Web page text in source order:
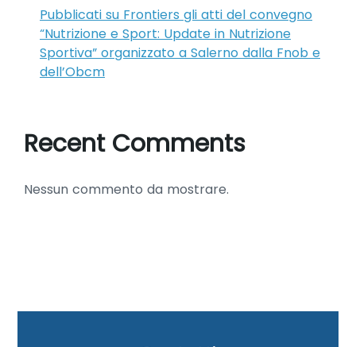
Pubblicati su Frontiers gli atti del convegno
“Nutrizione e Sport: Update in Nutrizione
Sportiva” organizzato a Salerno dalla Fnob e
dell’Obcm
Recent Comments
Nessun commento da mostrare.